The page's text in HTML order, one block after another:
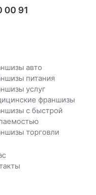
00 91
авто
питания
услуг
франшизы
с быстрой
торговли